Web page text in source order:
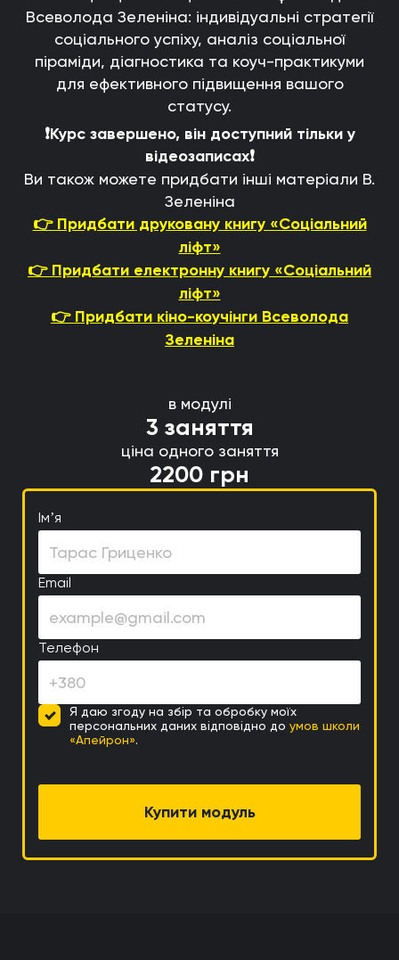
Всеволода Зеленіна: індивідуальні стратегії
соціального успіху, аналіз соціальної
піраміди, діагностика та коуч-практикуми
для ефективного підвищення вашого
статусу.
❗Курс завершено, він доступний тільки у
відеозаписах❗
Ви також можете придбати інші матеріали В.
Зеленіна
👉 Придбати друковану книгу «Соціальний
ліфт»
👉 Придбати електронну книгу «Соціальний
ліфт»
👉 Придбати кіно-коучінги Всеволода
Зеленіна
в модулі
3 заняття
ціна одного заняття
2200 грн
Імʼя
Email
Телефон
Я даю згоду на збір та обробку моїх
персональних даних відповідно до умов школи
«Апейрон».
Купити модуль